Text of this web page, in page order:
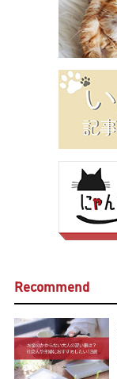
Recommend